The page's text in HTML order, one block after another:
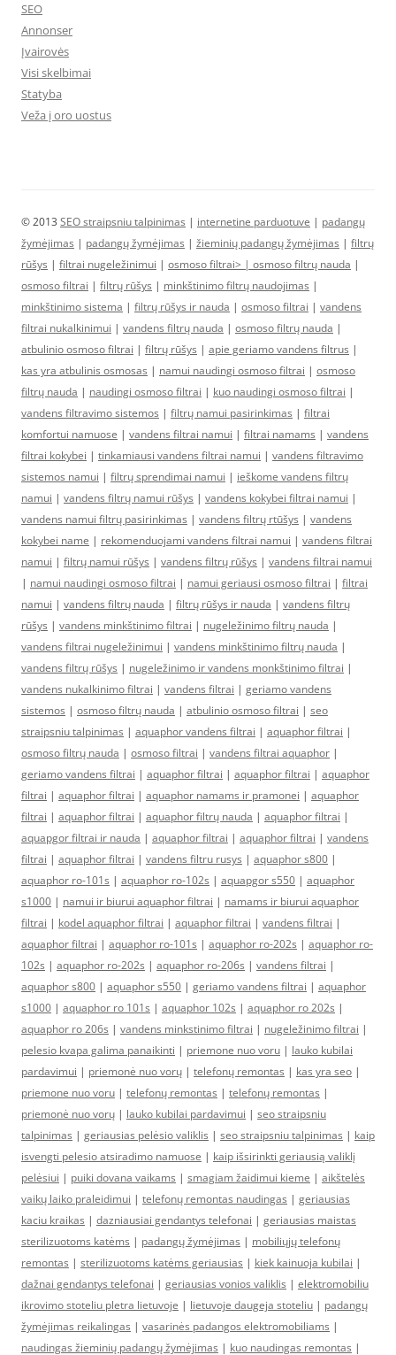
SEO
Annonser
Įvairovės
Visi skelbimai
Statyba
Veža į oro uostus
© 2013 SEO straipsniu talpinimas | internetine parduotuve | padangų
žymėjimas | padangų žymėjimas | žieminių padangų žymėjimas | filtrų
rūšys | filtrai nugeležinimui | osmoso filtrai> | osmoso filtrų nauda |
osmoso filtrai | filtrų rūšys | minkštinimo filtrų naudojimas |
minkštinimo sistema | filtrų rūšys ir nauda | osmoso filtrai | vandens
filtrai nukalkinimui | vandens filtrų nauda | osmoso filtrų nauda |
atbulinio osmoso filtrai | filtrų rūšys | apie geriamo vandens filtrus |
kas yra atbulinis osmosas | namui naudingi osmoso filtrai | osmoso
filtrų nauda | naudingi osmoso filtrai | kuo naudingi osmoso filtrai |
vandens filtravimo sistemos | filtrų namui pasirinkimas | filtrai
komfortui namuose | vandens filtrai namui | filtrai namams | vandens
filtrai kokybei | tinkamiausi vandens filtrai namui | vandens filtravimo
sistemos namui | filtrų sprendimai namui | ieškome vandens filtrų
namui | vandens filtrų namui rūšys | vandens kokybei filtrai namui |
vandens namui filtrų pasirinkimas | vandens filtrų rtūšys | vandens
kokybei name | rekomenduojami vandens filtrai namui | vandens filtrai
namui | filtrų namui rūšys | vandens filtrų rūšys | vandens filtrai namui
| namui naudingi osmoso filtrai | namui geriausi osmoso filtrai | filtrai
namui | vandens filtrų nauda | filtrų rūšys ir nauda | vandens filtrų
rūšys | vandens minkštinimo filtrai | nugeležinimo filtrų nauda |
vandens filtrai nugeležinimui | vandens minkštinimo filtrų nauda |
vandens filtrų rūšys | nugeležinimo ir vandens monkštinimo filtrai |
vandens nukalkinimo filtrai | vandens filtrai | geriamo vandens
sistemos | osmoso filtrų nauda | atbulinio osmoso filtrai | seo
straipsniu talpinimas | aquaphor vandens filtrai | aquaphor filtrai |
osmoso filtrų nauda | osmoso filtrai | vandens filtrai aquaphor |
geriamo vandens filtrai | aquaphor filtrai | aquaphor filtrai | aquaphor
filtrai | aquaphor filtrai | aquaphor namams ir pramonei | aquaphor
filtrai | aquaphor filtrai | aquaphor filtrų nauda | aquaphor filtrai |
aquapgor filtrai ir nauda | aquaphor filtrai | aquaphor filtrai | vandens
filtrai | aquaphor filtrai | vandens filtru rusys | aquaphor s800 |
aquaphor ro-101s | aquaphor ro-102s | aquapgor s550 | aquaphor
s1000 | namui ir biurui aquaphor filtrai | namams ir biurui aquaphor
filtrai | kodel aquaphor filtrai | aquaphor filtrai | vandens filtrai |
aquaphor filtrai | aquaphor ro-101s | aquaphor ro-202s | aquaphor ro-
102s | aquaphor ro-202s | aquaphor ro-206s | vandens filtrai |
aquaphor s800 | aquaphor s550 | geriamo vandens filtrai | aquaphor
s1000 | aquaphor ro 101s | aquaphor 102s | aquaphor ro 202s |
aquaphor ro 206s | vandens minkstinimo filtrai | nugeležinimo filtrai |
pelesio kvapa galima panaikinti | priemone nuo voru | lauko kubilai
pardavimui | priemonė nuo vorų | telefonų remontas | kas yra seo |
priemone nuo voru | telefonų remontas | telefonų remontas |
priemonė nuo vorų | lauko kubilai pardavimui | seo straipsniu
talpinimas | geriausias pelėsio valiklis | seo straipsniu talpinimas | kaip
isvengti pelesio atsiradimo namuose | kaip išsirinkti geriausią valiklį
pelėsiui | puiki dovana vaikams | smagiam žaidimui kieme | aikštelės
vaikų laiko praleidimui | telefonų remontas naudingas | geriausias
kaciu kraikas | dazniausiai gendantys telefonai | geriausias maistas
sterilizuotoms katėms | padangų žymėjimas | mobiliųjų telefonų
remontas | sterilizuotoms katėms geriausias | kiek kainuoja kubilai |
dažnai gendantys telefonai | geriausias vonios valiklis | elektromobiliu
ikrovimo stoteliu pletra lietuvoje | lietuvoje daugeja stoteliu | padangų
žymėjimas reikalingas | vasarinės padangos elektromobiliams |
naudingas žieminių padangų žymėjimas | kuo naudingas remontas |